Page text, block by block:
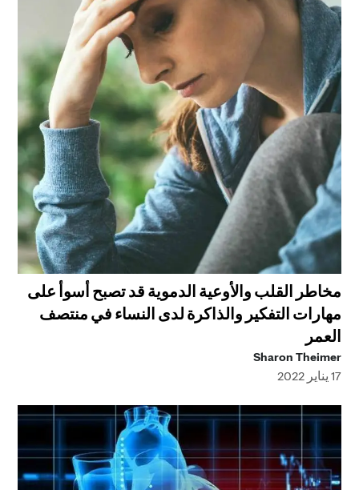
مخاطر القلب والأوعية الدموية قد تصبح أسوأ على
مهارات التفكير والذاكرة لدى النساء في منتصف
العمر
Sharon Theimer
17 يناير 2022